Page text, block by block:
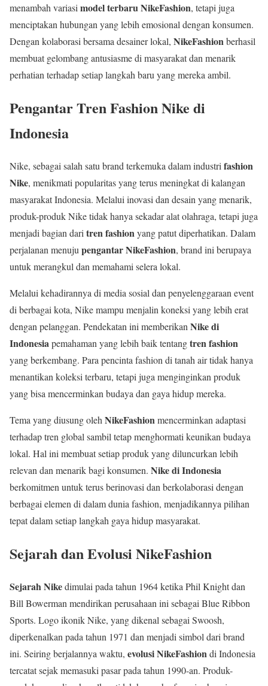
menambah variasi model terbaru NikeFashion, tetapi juga
menciptakan hubungan yang lebih emosional dengan konsumen.
Dengan kolaborasi bersama desainer lokal, NikeFashionberhasil
membuat gelombang antusiasme di masyarakat dan menarik
perhatian terhadap setiap langkah baru yang mereka ambil.
Pengantar Tren Fashion Nike di
Indonesia
Nike, sebagai salah satu brand terkemuka dalam industri fashion
Nike, menikmati popularitas yang terus meningkat di kalangan
masyarakat Indonesia. Melalui inovasi dan desain yang menarik,
produk-produk Nike tidak hanya sekadar alat olahraga, tetapi juga
menjadi bagian dari tren fashionyang patut diperhatikan. Dalam
perjalanan menuju pengantar NikeFashion, brand ini berupaya
untuk merangkul dan memahami selera lokal.
Melalui kehadirannya di media sosial dan penyelenggaraan event
di berbagai kota, Nike mampu menjalin koneksi yang lebih erat
dengan pelanggan. Pendekatan ini memberikan Nike di
Indonesiapemahaman yang lebih baik tentangtren fashion
yang berkembang. Para pencinta fashion di tanah air tidak hanya
menantikan koleksi terbaru, tetapi juga menginginkan produk
yang bisa mencerminkan budaya dan gaya hidup mereka.
Tema yang diusung oleh NikeFashionmencerminkan adaptasi
terhadap tren global sambil tetap menghormati keunikan budaya
lokal. Hal ini membuat setiap produk yang diluncurkan lebih
relevan dan menarik bagi konsumen. Nike di Indonesia
berkomitmen untuk terus berinovasi dan berkolaborasi dengan
berbagai elemen di dalam dunia fashion, menjadikannya pilihan
tepat dalam setiap langkah gaya hidup masyarakat.
Sejarah dan Evolusi NikeFashion
Sejarah Nikedimulai pada tahun 1964 ketika Phil Knight dan
Bill Bowerman mendirikan perusahaan ini sebagai Blue Ribbon
Sports. Logo ikonik Nike, yang dikenal sebagai Swoosh,
diperkenalkan pada tahun 1971 dan menjadi simbol dari brand
ini. Seiring berjalannya waktu, evolusi NikeFashiondi Indonesia
tercatat sejak memasuki pasar pada tahun 1990-an. Produk-